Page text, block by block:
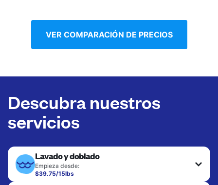
VER COMPARACIÓN DE PRECIOS
Descubra nuestros
servicios
Lavado y doblado
Empieza desde:
$39.75/15lbs